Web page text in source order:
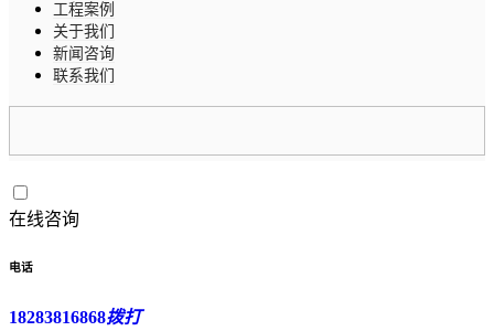
工程案例
关于我们
新闻咨询
联系我们
在线咨询
电话
18283816868拨打